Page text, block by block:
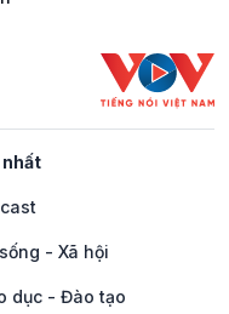
nhất
- Xã hội
dục - Đào tạo